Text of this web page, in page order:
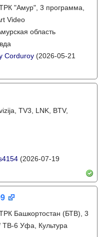
"Амур", 3 программа,
Video
область
Corduroy (2026-05-21
TV3, LNK, BTV,
(2026-07-19
Башкортостан (БТВ), 3
6 Уфа, Культура